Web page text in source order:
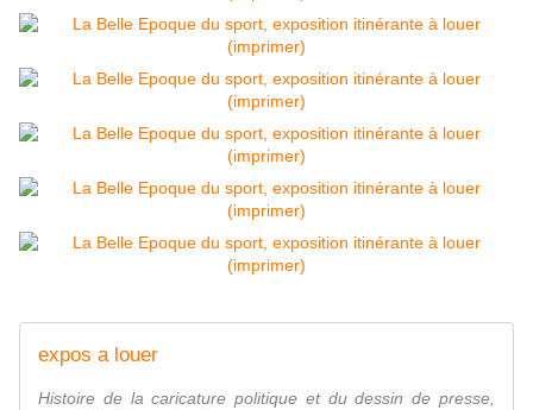
expos a louer
Histoire de la caricature politique et du dessin de presse,